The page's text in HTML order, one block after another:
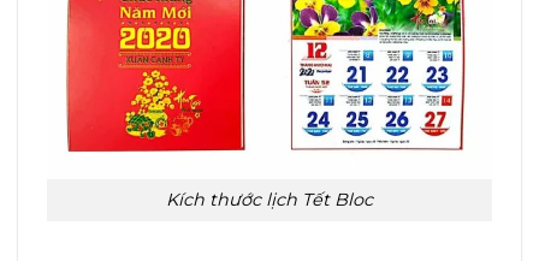
Kích thước lịch Tết Bloc